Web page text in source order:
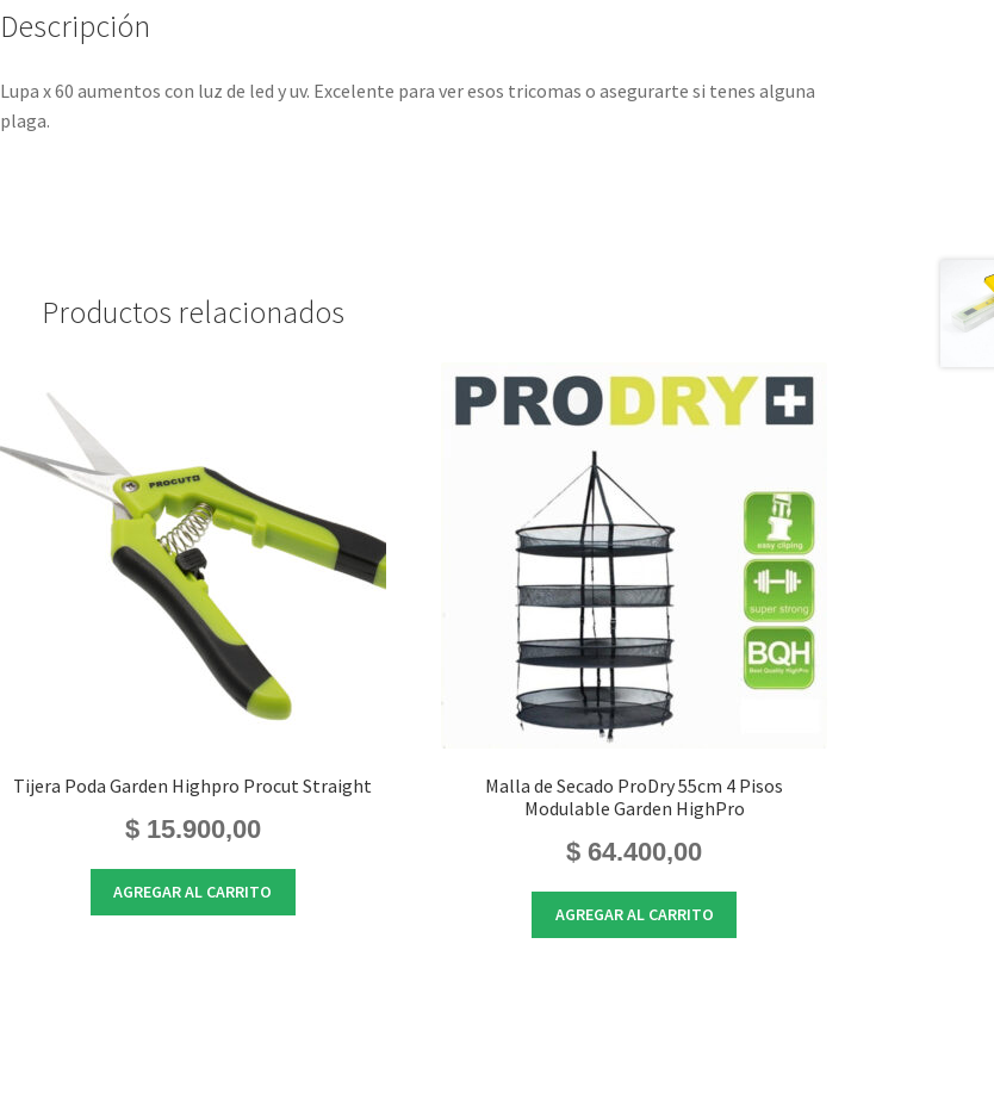
Descripción
Lupa x 60 aumentos con luz de led y uv. Excelente para ver esos tricomas o asegurarte si tenes alguna
plaga.
Productos relacionados
Tijera Poda Garden Highpro Procut Straight
$15.900,00
AGREGAR AL CARRITO
Malla de Secado ProDry 55cm 4 Pisos
Modulable Garden HighPro
$ 64.400,00
AGREGAR AL CARRITO